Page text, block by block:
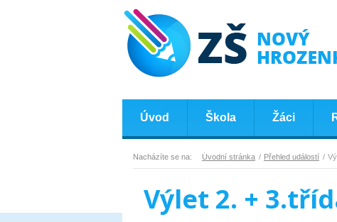
Úvod Škola Žáci
Nacházíte se na: Úvodní stránka Přehled událostí
Výlet 2. +